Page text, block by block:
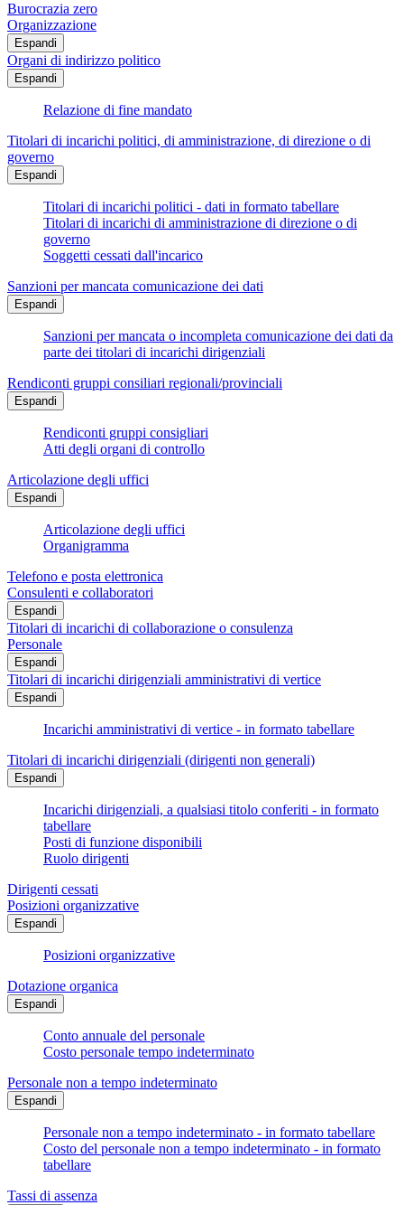
Burocrazia zero
Organizzazione
Espandi
Organi di indirizzo politico
Espandi
Relazione di fine mandato
Titolari di incarichi politici, di amministrazione, di direzione o di
governo
Espandi
Titolari di incarichi politici - dati in formato tabellare
Titolari di incarichi di amministrazione di direzione o di
governo
Soggetti cessati dall'incarico
Sanzioni per mancata comunicazione dei dati
Espandi
Sanzioni per mancata o incompleta comunicazione dei dati da
parte dei titolari di incarichi dirigenziali
Rendiconti gruppi consiliari regionali/provinciali
Espandi
Rendiconti gruppi consigliari
Atti degli organi di controllo
Articolazione degli uffici
Espandi
Articolazione degli uffici
Organigramma
Telefono e posta elettronica
Consulenti e collaboratori
Espandi
Titolari di incarichi di collaborazione o consulenza
Personale
Espandi
Titolari di incarichi dirigenziali amministrativi di vertice
Espandi
Incarichi amministrativi di vertice - in formato tabellare
Titolari di incarichi dirigenziali (dirigenti non generali)
Espandi
Incarichi dirigenziali, a qualsiasi titolo conferiti - in formato
tabellare
Posti di funzione disponibili
Ruolo dirigenti
Dirigenti cessati
Posizioni organizzative
Espandi
Posizioni organizzative
Dotazione organica
Espandi
Conto annuale del personale
Costo personale tempo indeterminato
Personale non a tempo indeterminato
Espandi
Personale non a tempo indeterminato - in formato tabellare
Costo del personale non a tempo indeterminato - in formato
tabellare
Tassi di assenza